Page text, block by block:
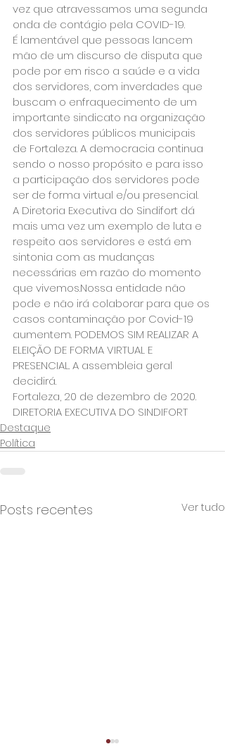
vez que atravessamos uma segunda
onda de contágio pela COVID-19.
É lamentável que pessoas lancem
mão de um discurso de disputa que
pode por em risco a saúde e a vida
dos servidores, com inverdades que
buscam o enfraquecimento de um
importante sindicato na organização
dos servidores públicos municipais
de Fortaleza. A democracia continua
sendo o nosso propósito e para isso
a participação dos servidores pode
ser de forma virtual e/ou presencial.
A Diretoria Executiva do Sindifort dá
mais uma vez um exemplo de luta e
respeito aos servidores e está em
sintonia com as mudanças
necessárias em razão do momento
que vivemos.Nossa entidade não
pode e não irá colaborar para que os
casos contaminação por Covid-19
aumentem. PODEMOS SIM REALIZAR A
ELEIÇÃO DE FORMA VIRTUAL E
PRESENCIAL. A assembleia geral
decidirá.
Fortaleza, 20 de dezembro de 2020.
DIRETORIA EXECUTIVA DO SINDIFORT
Destaque
Política
Posts recentes Ver tudo